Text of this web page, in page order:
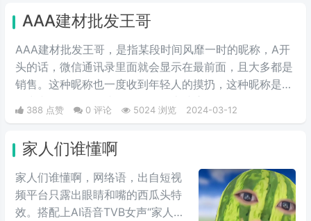
AAA建材批发王哥
AAA建材批发王哥，是指某段时间风靡一时的昵称，A开
头的话，微信通讯录里面就会显示在最前面，且大多都是
销售。这种昵称也一度收到年轻人的摸扔，这种昵称是模
仿中老年人的语气头像昵称在网上冲浪。
388 点赞 0 评论 5024 浏览 2024-03-12
家人们谁懂啊
家人们谁懂啊，网络语，出自短视
频平台只露出眼睛和嘴的西瓜头特
效。搭配上AI语音TVB女声“家人们